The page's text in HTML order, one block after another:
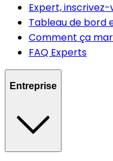
Expert, inscrivez-
Tableau de bord
Comment ça
FAQ Experts
Entreprise